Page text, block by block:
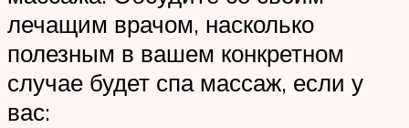
лечащим врачом, насколько
полезным в вашем конкретном
случае будет спа массаж, если у
вас: